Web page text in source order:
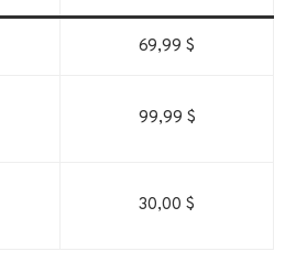
69,99 $
99,99 $
30,00 $